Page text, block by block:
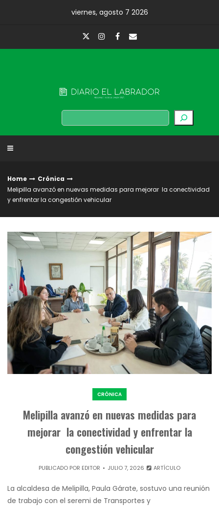
viernes, agosto 7 2026
Buscar
Home
Crónica
Melipilla avanzó en nuevas medidas para mejorar la conectividad
y enfrentar la congestión vehicular
CRÓNICA
Melipilla avanzó en nuevas medidas para
mejorar la conectividad y enfrentar la
congestión vehicular
PUBLICADO POR EDITOR JULIO 7, 2026 ARTÍCULO
La alcaldesa de Melipilla, Paula Gárate, sostuvo una reunión
de trabajo con el seremi de Transportes y